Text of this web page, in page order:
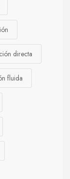
directa
fluida